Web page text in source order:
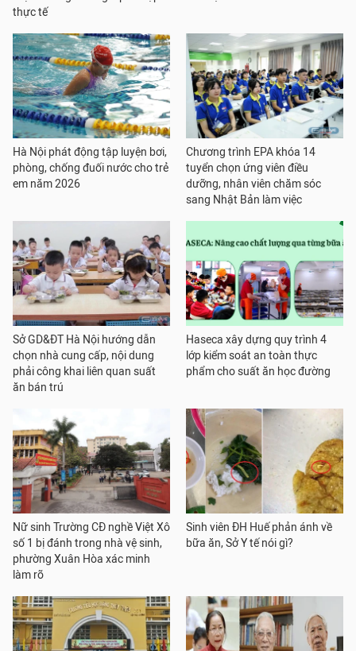
thực tế
Hà Nội phát động tập luyện bơi,
phòng, chống đuối nước cho trẻ
em năm 2026
Chương trình EPA khóa 14
tuyển chọn ứng viên điều
dưỡng, nhân viên chăm sóc
sang Nhật Bản làm việc
Sở GD&ĐT Hà Nội hướng dẫn
chọn nhà cung cấp, nội dung
phải công khai liên quan suất
ăn bán trú
Haseca xây dựng quy trình 4
lớp kiểm soát an toàn thực
phẩm cho suất ăn học đường
Nữ sinh Trường CĐ nghề Việt Xô
số 1 bị đánh trong nhà vệ sinh,
phường Xuân Hòa xác minh
làm rõ
Sinh viên ĐH Huế phản ánh về
bữa ăn, Sở Y tế nói gì?